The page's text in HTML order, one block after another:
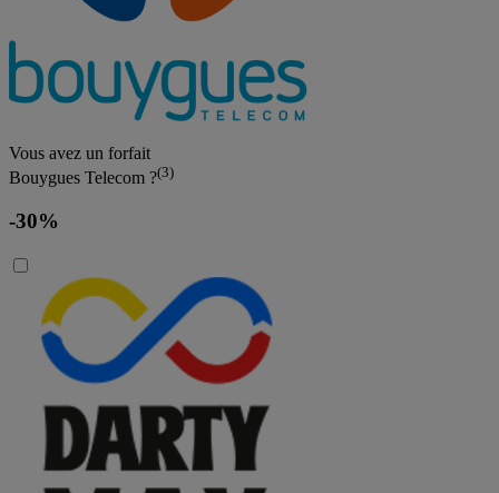
Vous avez un forfait
Bouygues Telecom ?(3)
-30%